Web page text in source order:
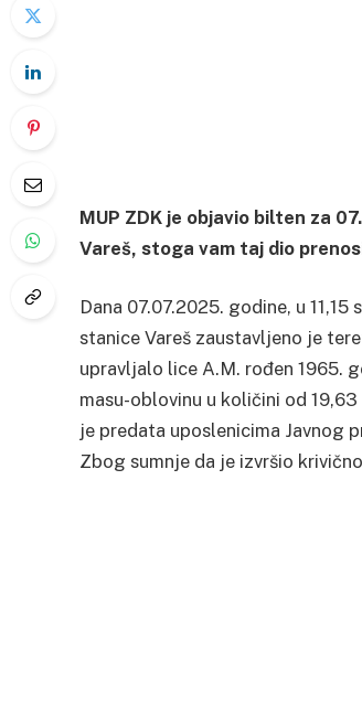
MUP ZDK je objavio bilten za
Vareš, stoga vam taj dio
Dana 07.07.2025. godine, u
stanice Vareš zaustavljeno je
upravljalo lice A.M. rođen 1965.
masu-oblovinu u količini od
je predata uposlenicima Javnog
Zbog sumnje da je izvršio